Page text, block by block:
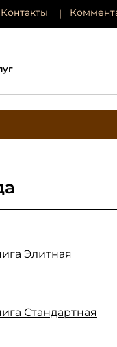
Контакты
Элитная
Стандартная